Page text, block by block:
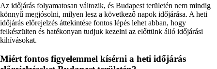
Az időjárás folyamatosan változik, és Budapest területén nem mindig
könnyű megjósolni, milyen lesz a következő napok időjárása. A heti
időjárás előrejelzés áttekintése fontos lépés lehet abban, hogy
felkészülten és hatékonyan tudjuk kezelni az előttünk álló időjárási
kihívásokat.
Miért fontos figyelemmel kísérni a heti időjárás